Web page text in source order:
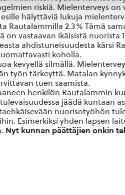
riskiä. Mielenterveys
hälyttäviä lukuja
2.3% Tämä
vastaavan ikäisistä nuorista
ahdistuneisuudesta kärsi
koholla.
kevyellä silmällä.
työn tärkeyttä. Matalan
tuen saamista.
henkilön Rautalammin
jäädä kuntaan
nuorisotyöhön
Esimerkiksi yhden lapsen
Nyt kunnan päättäjien onkin